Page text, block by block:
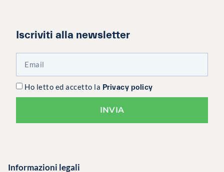
Iscriviti alla newsletter
Ho letto ed accetto la Privacy policy
INVIA
Informazioni legali